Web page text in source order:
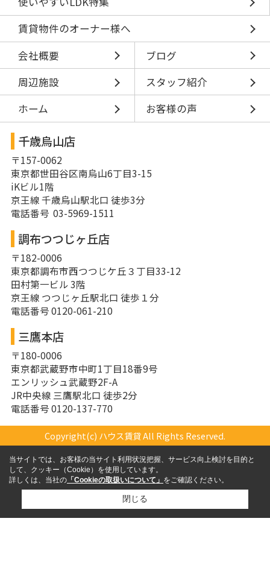
賃貸物件のオーナー様へ
会社概要
ブログ
周辺施設
スタッフ紹介
ホーム
お客様の声
千歳烏山店
〒157-0062
東京都世田谷区南烏山6丁目3-15
iKビル1階
京王線 千歳烏山駅北口 徒歩3分
電話番号 03-5969-1511
調布つつじヶ丘店
〒182-0006
東京都調布市西つつじケ丘３丁目33-12
田村第一ビル 3階
京王線 つつじヶ丘駅北口 徒歩１分
電話番号 0120-061-210
三鷹本店
〒180-0006
東京都武蔵野市中町1丁目18番9号
エンリッシュ武蔵野2F-A
JR中央線 三鷹駅北口 徒歩2分
電話番号 0120-137-770
Copyright(c) ハウス賃貸 All Rights Reserved.
当サイトでは、お客様の当サイト利用状況把握、サービス向上検討を目的と
して、クッキー（Cookie）を使用しています。
詳しくは、当社の 「Cookieの取扱いについて」 をご確認ください。
閉じる